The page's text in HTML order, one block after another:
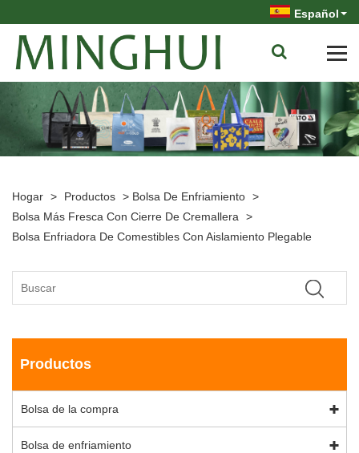
Español
Hogar > Productos > Bolsa De Enfriamiento >
Bolsa Más Fresca Con Cierre De Cremallera >
Bolsa Enfriadora De Comestibles Con Aislamiento Plegable
Productos
Bolsa de la compra
Bolsa de enfriamiento